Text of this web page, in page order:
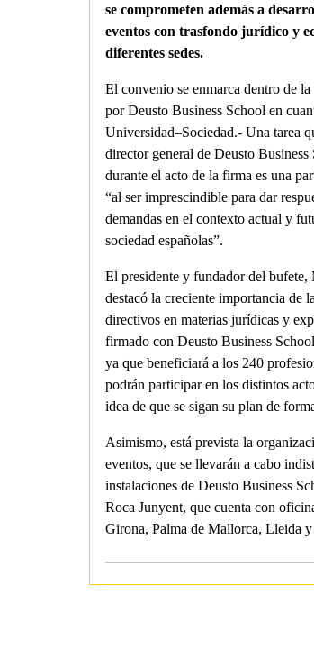
se comprometen además a
eventos con trasfondo jurídico y
diferentes sedes.
El convenio se enmarca dentro de
por Deusto Business School en
Universidad–Sociedad.- Una tarea
director general de Deusto
durante el acto de la firma es una
“al ser imprescindible para dar
demandas en el contexto actual y
sociedad españolas”.
El presidente y fundador del bufete,
destacó la creciente importancia de
directivos en materias jurídicas y
firmado con Deusto Business
ya que beneficiará a los 240
podrán participar en los distintos
idea de que se sigan su plan de
Asimismo, está prevista la
eventos, que se llevarán a cabo
instalaciones de Deusto Business
Roca Junyent, que cuenta con
Girona, Palma de Mallorca, Lleida y